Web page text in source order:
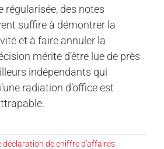
régularisée, des notes
suffire à démontrer la
et à faire annuler la
mérite d’être lue de près
indépendants qui
radiation d’office est
déclaration de chiffre d'affaires